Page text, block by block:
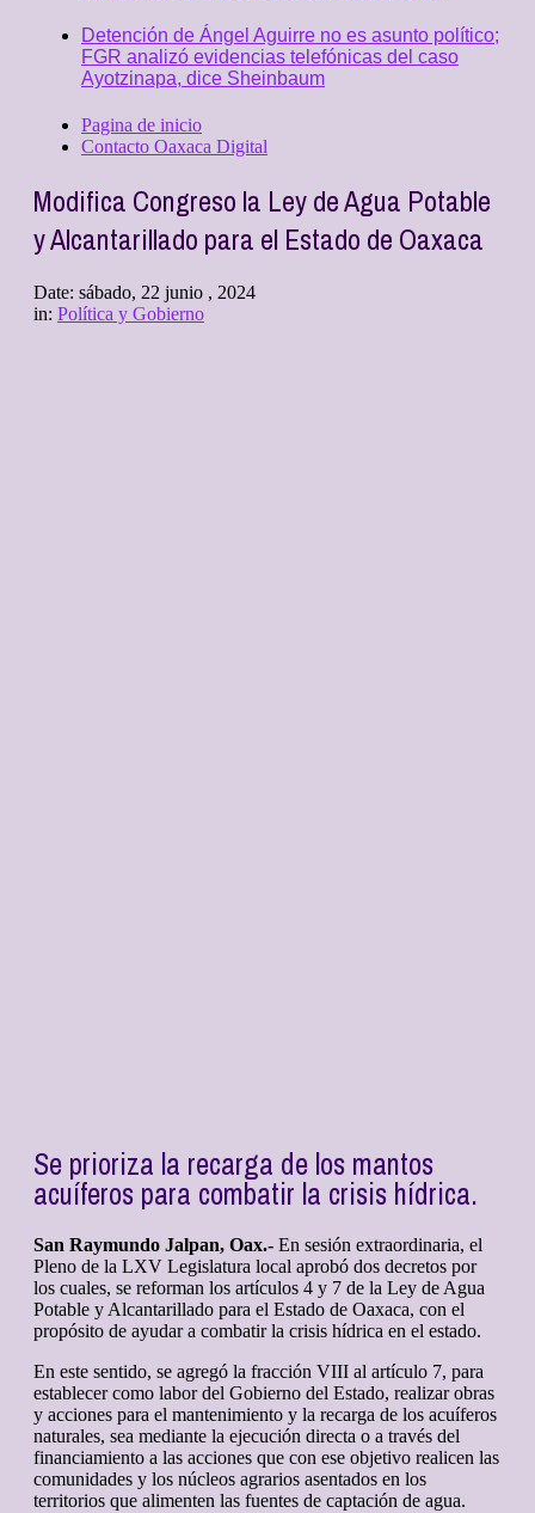
Detención de Ángel Aguirre no es asunto político;
FGR analizó evidencias telefónicas del caso
Ayotzinapa, dice Sheinbaum
Pagina de inicio
Contacto Oaxaca Digital
Modifica Congreso la Ley de Agua Potable
y Alcantarillado para el Estado de Oaxaca
Date: sábado, 22 junio , 2024
in: Política y Gobierno
Se prioriza la recarga de los mantos
acuíferos para combatir la crisis hídrica.
San Raymundo Jalpan, Oax.- En sesión extraordinaria, el
Pleno de la LXV Legislatura local aprobó dos decretos por
los cuales, se reforman los artículos 4 y 7 de la Ley de Agua
Potable y Alcantarillado para el Estado de Oaxaca, con el
propósito de ayudar a combatir la crisis hídrica en el estado.
En este sentido, se agregó la fracción VIII al artículo 7, para
establecer como labor del Gobierno del Estado, realizar obras
y acciones para el mantenimiento y la recarga de los acuíferos
naturales, sea mediante la ejecución directa o a través del
financiamiento a las acciones que con ese objetivo realicen las
comunidades y los núcleos agrarios asentados en los
territorios que alimenten las fuentes de captación de agua.